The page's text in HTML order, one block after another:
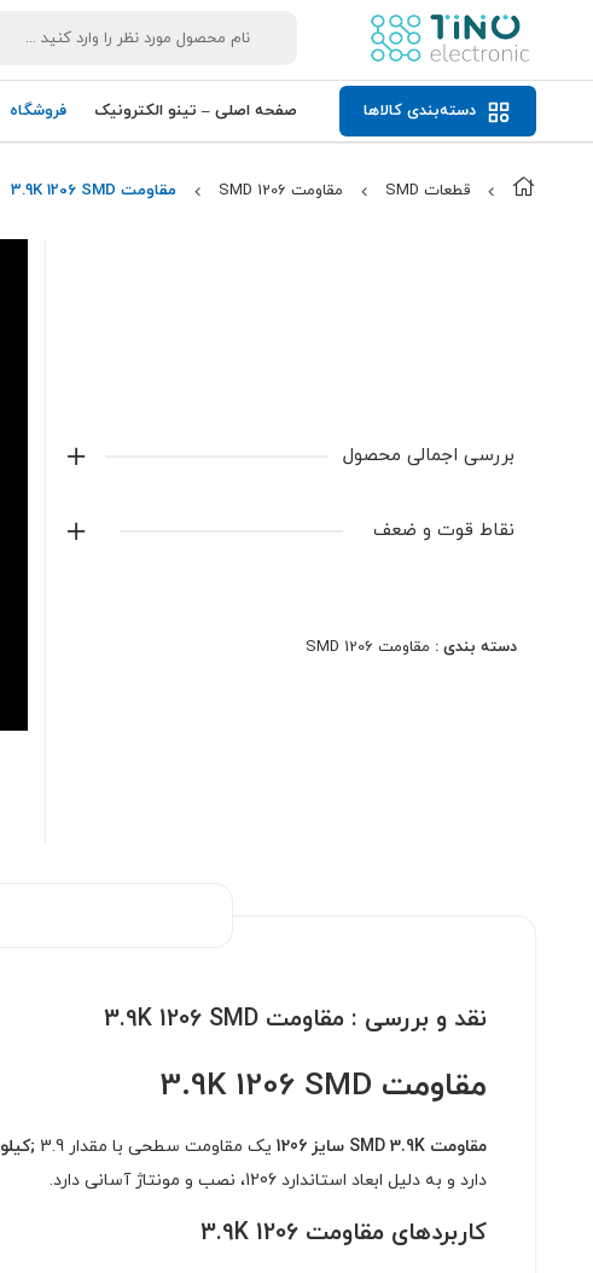
دسته‌بندی کالاها صفحه اصلی – تینو الکترونیک فروشگاه
قطعات SMD مقاومت 1206 SMD مقاومت 3.9K 1206 SMD
بررسی اجمالی محصول
نقاط قوت و ضعف
دسته بندی : مقاومت 1206 SMD
نقد و بررسی : مقاومت 3.9K 1206 SMD
مقاومت 3.9K 1206 SMD
مقاومت SMD 3.9K سایز 1206 یک مقاومت سطحی با مقدار 3.9 ;کیلو
دارد و به دلیل ابعاد استاندارد 1206، نصب و مونتاژ آسانی دارد.
کاربردهای مقاومت 3.9K 1206